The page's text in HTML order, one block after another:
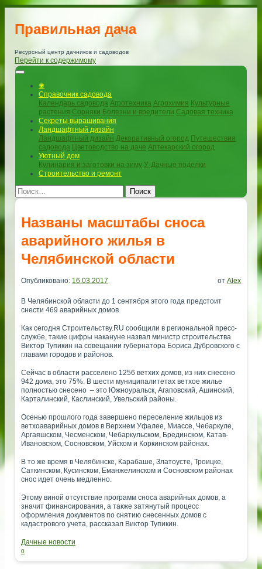
Правильная дача
Ресурсный центр дачников и садоводов
Перейти к содержимому
❀
Справочник садовода
Календарь садовода Агротехника Агрохимия Культурные
растения Сорняки Болезни и вредители Садовая техника
Секреты выращивания
Ландшафтный дизайн
Ландшафтный дизайн Декоративный огород Путешествия
садовода Цветоводство на даче Аптекарский огород
Уютный дом
Кулинария и заготовки на зиму У-Дачные поделки
Строительство и ремонт
Поиск
Названы масштабы сноса
аварийного жилья в
Челябинской области
Опубликовано: 16.03.2017 от Alex
В Челябинской области до 1 сентября этого года предстоит
снести 469 аварийных домов
Как сегодня Строительству.RU сообщили в региональной пресс-
службе, такие цифры накануне назвал министр строительства
Виктор Тупикин на совещании губернатора Бориса Дубровского с
главами городов и районов.
Сейчас в области расселено 1256 ветхих домов, из них снесено
942 дома, это 75%. В шести муниципалитетах ветхое жилье
полностью снесено – это Южноуральск, Агаповский, Ашинский,
Карталинский, Каслинский, Увельский районы.
Осенью прошлого года завершено переселение жильцов из
ветхоаварийных домов в Верхнем Уфалее, Миассе, Чебаркуле,
Аргаяшском, Чесменском, Чебаркульском, Брединском, Катав-
Ивановском, Сосновском, Уйском и Коркинском районах.
В то же время в Челябинске, Карабаше, Златоусте, Троицке,
Саткинском, Кусинском, Еманжелинском и Сосновском районах
снос идет очень медленно.
Этому виной отсутствие программ сноса аварийных домов, а
значит финансирования, а также затянутый процесс
оформления документов по снятию снесенных домов с
кадастрового учета, рассказал Виктор Тупикин.
Дачные новости
0